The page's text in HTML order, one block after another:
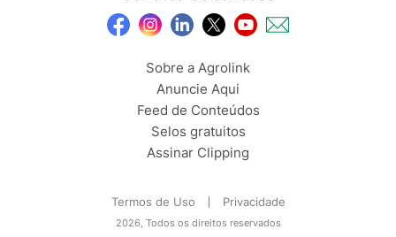
Sobre a Agrolink
Anuncie Aqui
Feed de Conteúdos
Selos gratuitos
Assinar Clipping
Termos de Uso Privacidade
2026, Todos os direitos reservados